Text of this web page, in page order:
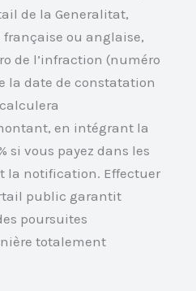
de la Generalitat,
ou anglaise,
de l’infraction (numéro
la date de constatation
en intégrant la
si vous payez dans les
la notification. Effectuer
public garantit
poursuites
totalement